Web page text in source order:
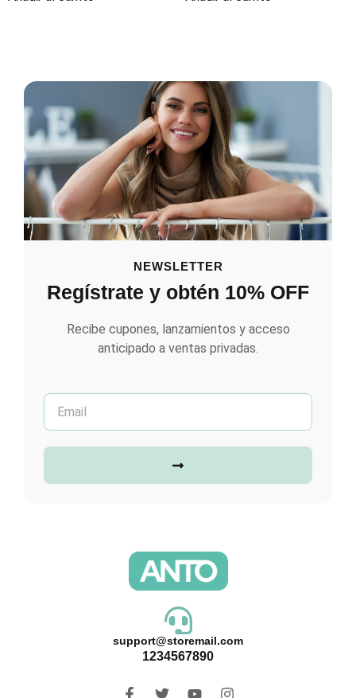
NEWSLETTER
Regístrate y obtén 10% OFF
Recibe cupones, lanzamientos y acceso
anticipado a ventas privadas.
support@storemail.com
1234567890